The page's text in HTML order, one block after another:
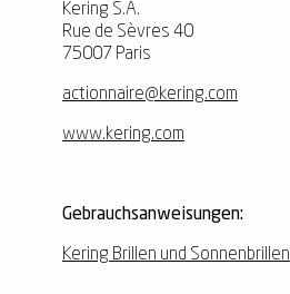
Kering S.A.
Rue de Sèvres 40
75007 Paris
actionnaire@kering.com
www.kering.com
Gebrauchsanweisungen:
Kering Brillen und Sonnenbrillen